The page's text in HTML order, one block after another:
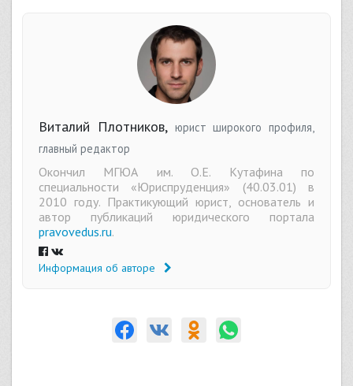
Виталий Плотников, юрист широкого профиля,
главный редактор
Окончил МГЮА им. О.Е. Кутафина по
специальности «Юриспруденция» (40.03.01) в
2010 году. Практикующий юрист, основатель и
автор публикаций юридического портала
pravovedus.ru.
Информация об авторе